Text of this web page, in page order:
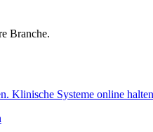
Branche.
Klinische Systeme online